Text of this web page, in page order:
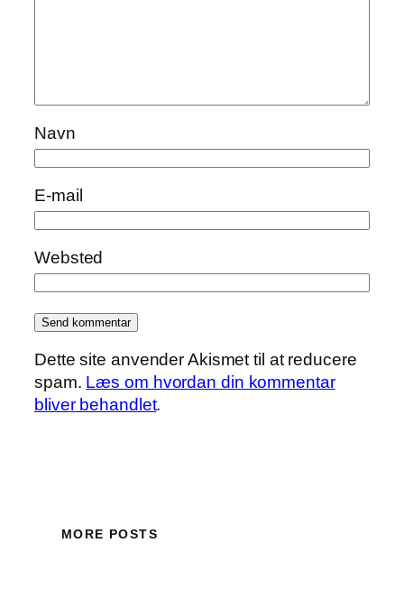
Navn
E-mail
Websted
Dette site anvender Akismet til at reducere
spam. Læs om hvordan din kommentar
bliver behandlet.
MORE POSTS